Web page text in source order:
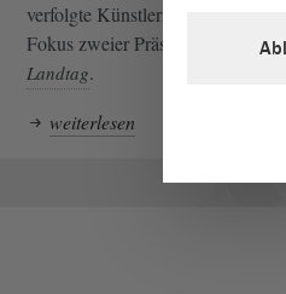
verfolgte Künstlerinnen standen im
Fokus zweier Präsentationen im
Landtag.
weiterlesen